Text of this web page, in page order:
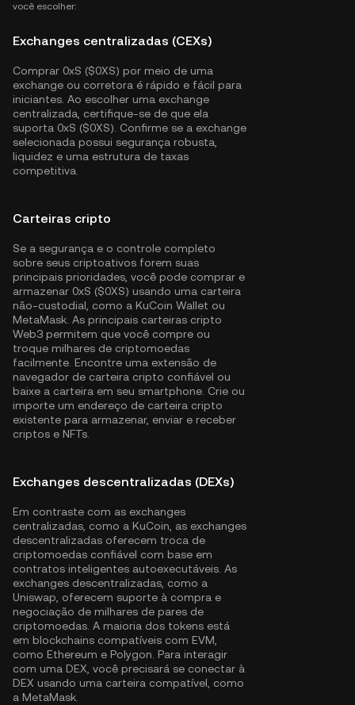
você escolher:
Exchanges centralizadas (CEXs)
Comprar 0xS ($0XS) por meio de uma
exchange ou corretora é rápido e fácil para
iniciantes. Ao escolher uma exchange
centralizada, certifique-se de que ela
suporta 0xS ($0XS). Confirme se a exchange
selecionada possui segurança robusta,
liquidez e uma estrutura de taxas
competitiva.
Carteiras cripto
Se a segurança e o controle completo
sobre seus criptoativos forem suas
principais prioridades, você pode comprar e
armazenar 0xS ($0XS) usando uma carteira
não-custodial, como a KuCoin Wallet ou
MetaMask. As principais carteiras cripto
Web3 permitem que você compre ou
troque milhares de criptomoedas
facilmente. Encontre uma extensão de
navegador de carteira cripto confiável ou
baixe a carteira em seu smartphone. Crie ou
importe um endereço de carteira cripto
existente para armazenar, enviar e receber
criptos e NFTs.
Exchanges descentralizadas (DEXs)
Em contraste com as exchanges
centralizadas, como a KuCoin, as exchanges
descentralizadas oferecem troca de
criptomoedas confiável com base em
contratos inteligentes autoexecutáveis. As
exchanges descentralizadas, como a
Uniswap, oferecem suporte à compra e
negociação de milhares de pares de
criptomoedas. A maioria dos tokens está
em blockchains compatíveis com EVM,
como Ethereum e Polygon . Para interagir
com uma DEX, você precisará se conectar à
DEX usando uma carteira compatível, como
a MetaMask.